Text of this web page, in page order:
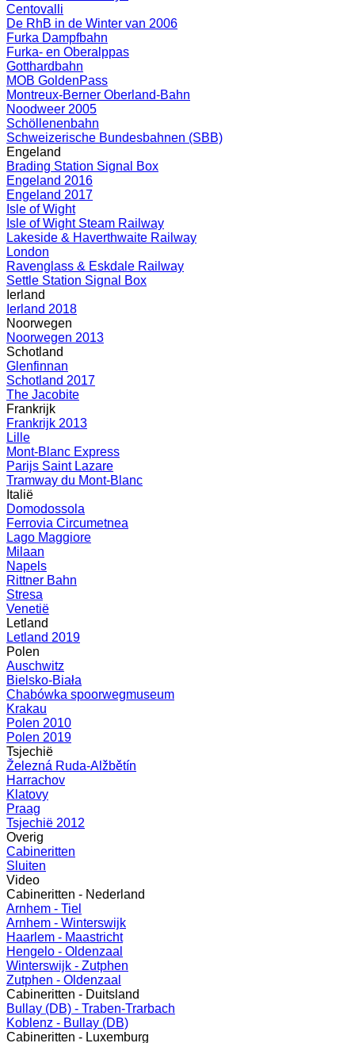
Centovalli
De RhB in de Winter van 2006
Furka Dampfbahn
Furka- en Oberalppas
Gotthardbahn
MOB GoldenPass
Montreux-Berner Oberland-Bahn
Noodweer 2005
Schöllenenbahn
Schweizerische Bundesbahnen (SBB)
Engeland
Brading Station Signal Box
Engeland 2016
Engeland 2017
Isle of Wight
Isle of Wight Steam Railway
Lakeside & Haverthwaite Railway
London
Ravenglass & Eskdale Railway
Settle Station Signal Box
Ierland
Ierland 2018
Noorwegen
Noorwegen 2013
Schotland
Glenfinnan
Schotland 2017
The Jacobite
Frankrijk
Frankrijk 2013
Lille
Mont-Blanc Express
Parijs Saint Lazare
Tramway du Mont-Blanc
Italië
Domodossola
Ferrovia Circumetnea
Lago Maggiore
Milaan
Napels
Rittner Bahn
Stresa
Venetië
Letland
Letland 2019
Polen
Auschwitz
Bielsko-Biała
Chabówka spoorwegmuseum
Krakau
Polen 2010
Polen 2019
Tsjechië
Železná Ruda-Alžbětín
Harrachov
Klatovy
Praag
Tsjechië 2012
Overig
Cabineritten
Sluiten
Video
Cabineritten - Nederland
Arnhem - Tiel
Arnhem - Winterswijk
Haarlem - Maastricht
Hengelo - Oldenzaal
Winterswijk - Zutphen
Zutphen - Oldenzaal
Cabineritten - Duitsland
Bullay (DB) - Traben-Trarbach
Koblenz - Bullay (DB)
Cabineritten - Luxemburg